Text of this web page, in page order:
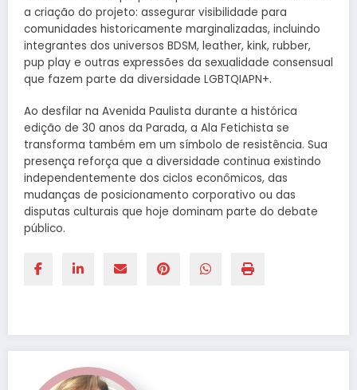
a criação do projeto: assegurar visibilidade para
comunidades historicamente marginalizadas, incluindo
integrantes dos universos BDSM, leather, kink, rubber,
pup play e outras expressões da sexualidade consensual
que fazem parte da diversidade LGBTQIAPN+.
Ao desfilar na Avenida Paulista durante a histórica
edição de 30 anos da Parada, a Ala Fetichista se
transforma também em um símbolo de resistência. Sua
presença reforça que a diversidade continua existindo
independentemente dos ciclos econômicos, das
mudanças de posicionamento corporativo ou das
disputas culturais que hoje dominam parte do debate
público.